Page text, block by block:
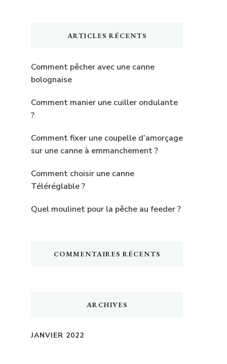
ARTICLES RÉCENTS
Comment pêcher avec une canne
bolognaise
Comment manier une cuiller ondulante
?
Comment fixer une coupelle d’amorçage
sur une canne à emmanchement ?
Comment choisir une canne
Téléréglable ?
Quel moulinet pour la pêche au feeder ?
COMMENTAIRES RÉCENTS
ARCHIVES
JANVIER 2022